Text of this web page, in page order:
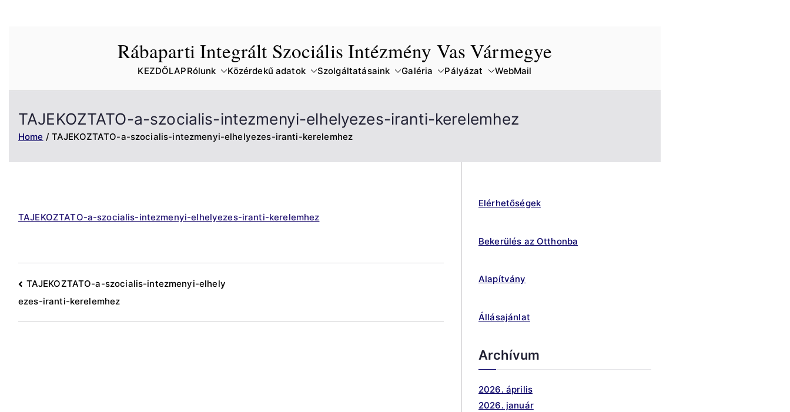
Rábaparti Integrált Szociális Intézmény Vas Vármegye
KEZDŐLAPRólunk Közérdekű adatok Szolgáltatásaink Galéria Pályázat WebMail
TAJEKOZTATO-a-szocialis-intezmenyi-elhelyezes-iranti-kerelemhez
Home TAJEKOZTATO-a-szocialis-intezmenyi-elhelyezes-iranti-kerelemhez
TAJEKOZTATO-a-szocialis-intezmenyi-elhelyezes-iranti-kerelemhez
Bejegyzés
navigáció
TAJEKOZTATO-a-szocialis-intezmenyi-elhely
ezes-iranti-kerelemhez
Elérhetőségek
Bekerülés az Otthonba
Alapítvány
Állásajánlat
Archívum
2026. április
2026. január